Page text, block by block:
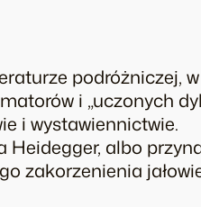
podróżniczej,
i „uczonych
i wystawiennictwie.
Heidegger, albo
zakorzenienia